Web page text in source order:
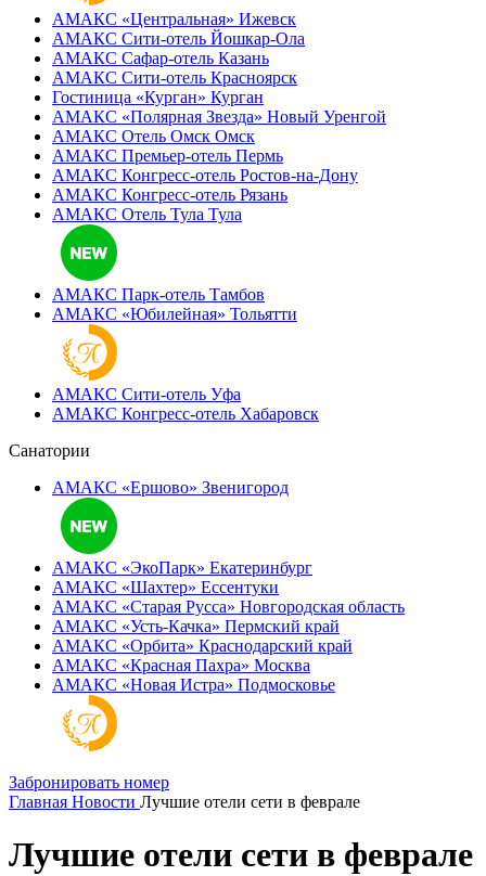
АМАКС «‎Центральная» Ижевск
АМАКС Сити-отель Йошкар-Ола
АМАКС Сафар-отель Казань
АМАКС Сити-отель Красноярск
Гостиница «‎Курган» Курган
АМАКС «Полярная Звезда» Новый Уренгой
АМАКС Отель ‎Омск Омск
АМАКС Премьер-отель Пермь
АМАКС Конгресс-отель Ростов-на-Дону
АМАКС Конгресс-отель Рязань
АМАКС Отель Тула Тула
АМАКС Парк-отель Тамбов
АМАКС «‎Юбилейная» Тольятти
АМАКС Сити-отель Уфа
АМАКС Конгресс-отель Хабаровск
Санатории
АМАКС «Ершово» Звенигород
АМАКС «ЭкоПарк» Екатеринбург
АМАКС «‎Шахтер» Ессентуки
АМАКС «‎Старая Русса» Новгородская область
АМАКС «‎Усть-Качка» Пермский край
АМАКС «‎Орбита» Краснодарский край
АМАКС «‎Красная Пахра» Москва
АМАКС «‎Новая Истра» Подмосковье
Забронировать номер
Главная Новости Лучшие отели сети в феврале
Лучшие отели сети в феврале